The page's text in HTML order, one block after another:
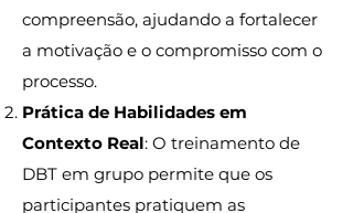
compreensão, ajudando a fortalecer
a motivação e o compromisso com o
processo.
Prática de Habilidades em
Contexto Real: O treinamento de
DBT em grupo permite que os
participantes pratiquem as